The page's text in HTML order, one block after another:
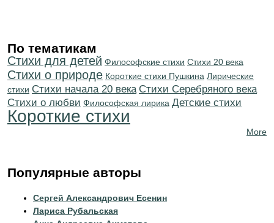
По тематикам
Стихи для детей Философские стихи Стихи 20 века
Стихи о природе Короткие стихи Пушкина Лирические
стихи Cтихи начала 20 века Cтихи Серебряного века
Стихи о любви Философская лирика Детские стихи
Короткие стихи
More
Популярные авторы
Сергей Александрович Есенин
Лариса Рубальская